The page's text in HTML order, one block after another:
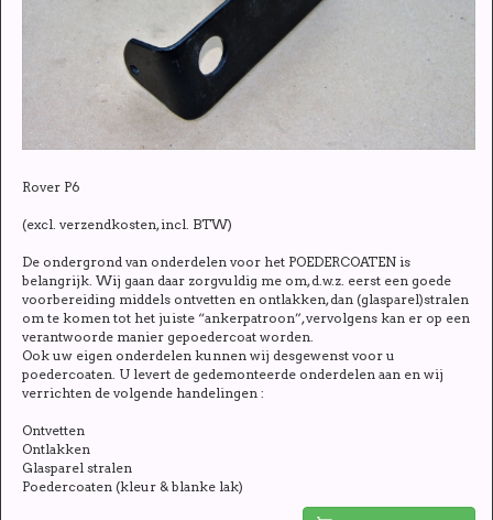
Rover P6
(excl. verzendkosten, incl. BTW)
De ondergrond van onderdelen voor het POEDERCOATEN is
belangrijk. Wij gaan daar zorgvuldig me om, d.w.z. eerst een goede
voorbereiding middels ontvetten en ontlakken, dan (glasparel)stralen
om te komen tot het juiste “ankerpatroon”, vervolgens kan er op een
verantwoorde manier gepoedercoat worden.
Ook uw eigen onderdelen kunnen wij desgewenst voor u
poedercoaten. U levert de gedemonteerde onderdelen aan en wij
verrichten de volgende handelingen :
Ontvetten
Ontlakken
Glasparel stralen
Poedercoaten (kleur & blanke lak)